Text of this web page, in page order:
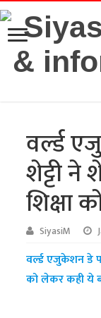
वर्ल्ड
शेट्टी ने
शिक्षा
SiyasiM
वर्ल्ड एजुकेशन डे
को लेकर कही ये